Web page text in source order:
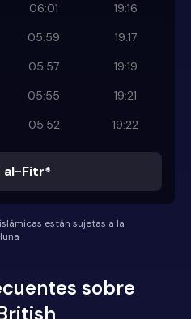
06:01
19:16
05:59
19:17
05:57
19:19
05:55
19:21
05:52 19:22
al-Fitr*
están sujetas a la
sobre